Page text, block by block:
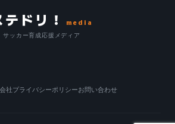
テドリ！ media
サッカー育成応援メディア
社プライバシーポリシーお問い合わせ